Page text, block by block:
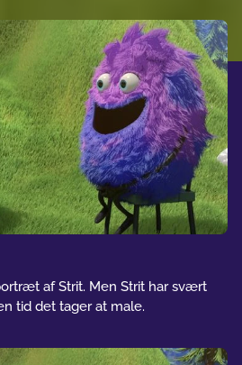
af Strit. Men Strit har svært
tid det tager at male.